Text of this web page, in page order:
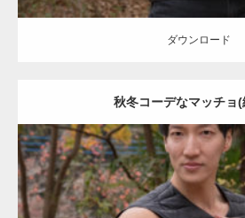
ダウンロード
秋冬コーデなマッチョ(
Update:2022.01.22